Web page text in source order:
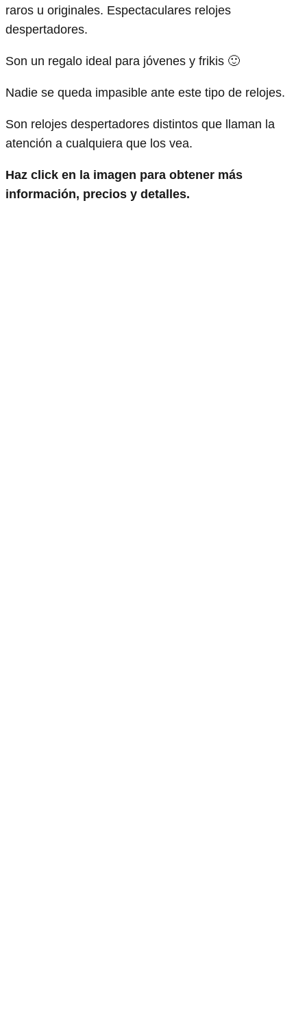
raros u originales. Espectaculares relojes
despertadores.
Son un regalo ideal para jóvenes y frikis 🙂
Nadie se queda impasible ante este tipo de relojes.
Son relojes despertadores distintos que llaman la
atención a cualquiera que los vea.
Haz click en la imagen para obtener más
información, precios y detalles.